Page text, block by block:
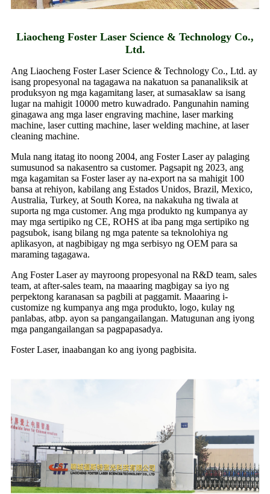
Liaocheng Foster Laser Science & Technology Co.,
Ltd.
Ang Liaocheng Foster Laser Science & Technology Co., Ltd. ay
isang propesyonal na tagagawa na nakatuon sa pananaliksik at
produksyon ng mga kagamitang laser, at sumasaklaw sa isang
lugar na mahigit 10000 metro kuwadrado. Pangunahin naming
ginagawa ang mga laser engraving machine, laser marking
machine, laser cutting machine, laser welding machine, at laser
cleaning machine.
Mula nang itatag ito noong 2004, ang Foster Laser ay palaging
sumusunod sa nakasentro sa customer. Pagsapit ng 2023, ang
mga kagamitan sa Foster laser ay na-export na sa mahigit 100
bansa at rehiyon, kabilang ang Estados Unidos, Brazil, Mexico,
Australia, Turkey, at South Korea, na nakakuha ng tiwala at
suporta ng mga customer. Ang mga produkto ng kumpanya ay
may mga sertipiko ng CE, ROHS at iba pang mga sertipiko ng
pagsubok, isang bilang ng mga patente sa teknolohiya ng
aplikasyon, at nagbibigay ng mga serbisyo ng OEM para sa
maraming tagagawa.
Ang Foster Laser ay mayroong propesyonal na R&D team, sales
team, at after-sales team, na maaaring magbigay sa iyo ng
perpektong karanasan sa pagbili at paggamit. Maaaring i-
customize ng kumpanya ang mga produkto, logo, kulay ng
panlabas, atbp. ayon sa pangangailangan. Matugunan ang iyong
mga pangangailangan sa pagpapasadya.
Foster Laser, inaabangan ko ang iyong pagbisita.